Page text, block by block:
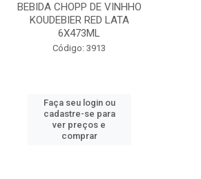
BEBIDA CHOPP DE VINHHO
KOUDEBIER RED LATA
6X473ML
Código: 3913
Faça seu login ou
cadastre-se para
ver preços e
comprar